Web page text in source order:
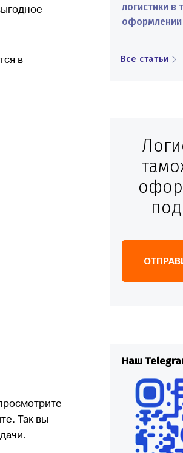
в
Так вы
логистики в
оформлении
Все статьи
Наш Telegram канал